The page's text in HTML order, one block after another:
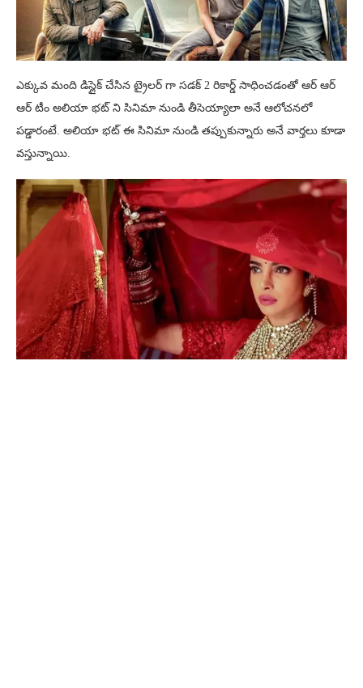
ఎక్కువ మంది డిస్లైక్ చేసిన ట్రైలర్ గా సడక్ 2 రికార్డ్ సాధించడంతో ఆర్ ఆర్
ఆర్ టీం అలియా భట్ ని సినిమా నుండి తీసెయ్యాలా అనే ఆలోచనలో
పడ్డారంటే. అలియా భట్ ఈ సినిమా నుండి తప్పుకున్నారు అనే వార్తలు కూడా
వస్తున్నాయి.